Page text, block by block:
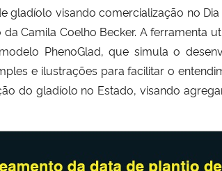
visando comercialização no
Camila Coelho Becker. A ferramenta
PhenoGlad, que simula o
e ilustrações para facilitar o
do gladíolo no Estado, visando